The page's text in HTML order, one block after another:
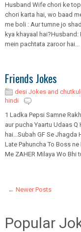
Husband Wife chori ke
chori karta hai, wo baad
me boli : Aur tumne jo
kya khayaal
mein pachtata zaroor hai...
Friends Jokes
desi Jokes and
hindi
1 Ladka Pepsi Samne
aur pucha Yaartu Udaas Q
hai...Subah GF Se
Late Pahuncha To Boss
Me ZAHER Milaya Wo Bhi tu
← Newer Posts
Popular